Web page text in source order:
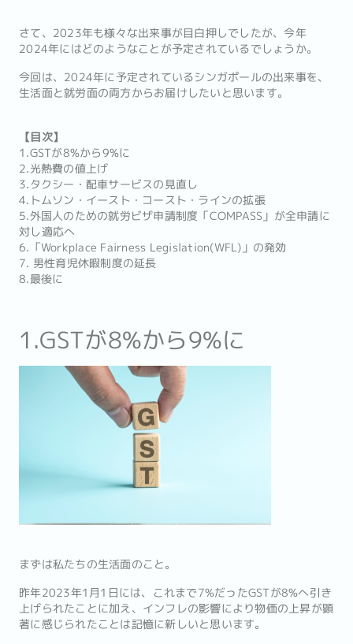
さて、2023年も様々な出来事が目白押しでしたが、今年
2024年にはどのようなことが予定されているでしょうか。
今回は、2024年に予定されているシンガポールの出来事を、
生活面と就労面の両方からお届けしたいと思います。
【目次】
1.GSTが8%から9%に
2.光熱費の値上げ
3.タクシー・配車サービスの見直し
4.トムソン・イースト・コースト・ラインの拡張
5.外国人のための就労ビザ申請制度「COMPASS」が全申請に
対し適応へ
6.「Workplace Fairness Legislation(WFL)」の発効
7. 男性育児休暇制度の延長
8.最後に
1.GSTが8%から9%に
まずは私たちの生活面のこと。
昨年2023年1月1日には、これまで7%だったGSTが8%へ引き
上げられたことに加え、インフレの影響により物価の上昇が顕
著に感じられたことは記憶に新しいと思います。